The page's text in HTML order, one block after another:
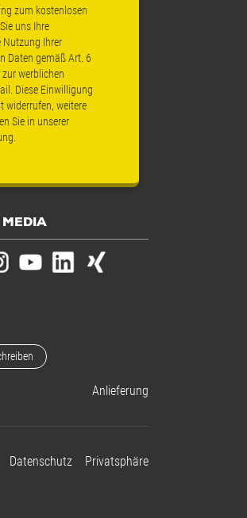
zum kostenlosen
uns Ihre
Ihrer
Daten gemäß Art. 6
zur werblichen
Diese Einwilligung
widerrufen, weitere
Sie in unserer
MEDIA
Anlieferung
Datenschutz Privatsphäre